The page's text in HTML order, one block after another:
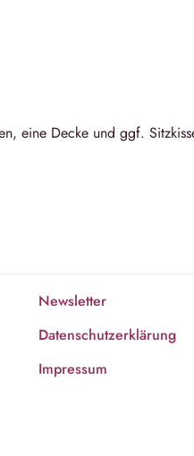
eine Decke und ggf.
Newsletter
Datenschutzerklärung
Impressum